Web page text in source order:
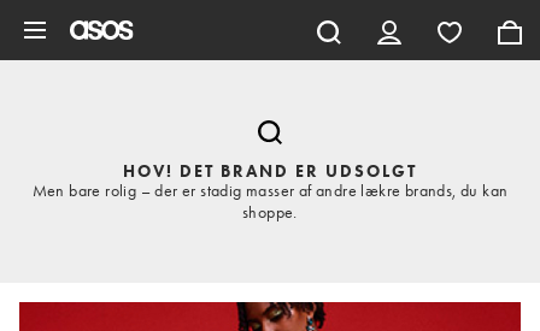
HOV! DET BRAND ER UDSOLGT
Men bare rolig – der er stadig masser af andre lækre brands, du kan
shoppe.